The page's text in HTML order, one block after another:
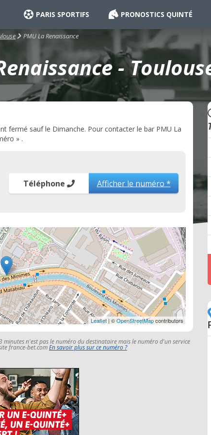
PARIS SPORTIFS PRONOSTICS QUINTÉ
PMU La Renaissance
-
fermé sauf le Dimanche. Pour contacter le bar PMU La
» .
Téléphone Afficher le numéro *
Leaflet| ©OpenStreetMapcontributors
n'est pas le numéro du destinataire mais le numéro d'un service
france-bet.comEn savoir plus sur ce numéro ?